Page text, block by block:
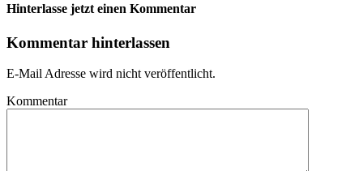
Hinterlasse jetzt einen Kommentar
Kommentar hinterlassen
E-Mail Adresse wird nicht veröffentlicht.
Kommentar